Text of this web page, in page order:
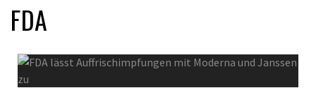
FDA